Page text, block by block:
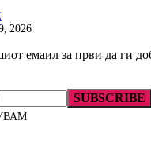
2026
емаил за први да ги
SUBSCRIBE